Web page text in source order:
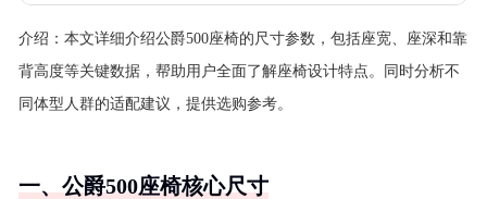
介绍： 本文详细介绍公爵500座椅的尺寸参数，包括座宽、座深和靠
背高度等关键数据，帮助用户全面了解座椅设计特点。同时分析不
同体型人群的适配建议，提供选购参考。
一、公爵500座椅核心尺寸